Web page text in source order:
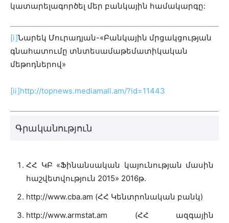
կատարելագործել մեր բանկային համակարգը:
[i]Նարեկ Մուրադյան-«Բանկային մրցակցության
գնահատումը տնտեսամաթեմատիկական
մեթոդներով»
[ii]http://topnews.mediamall.am/?id=11443
Գրականություն
ՀՀ ԿԲ «Ֆինանսական կայունության մասին
հաշվետվություն 2015» 2016թ.
http://www.cba.am (ՀՀ Կենտրոնական բանկ)
http://www.armstat.am (ՀՀ ազգային